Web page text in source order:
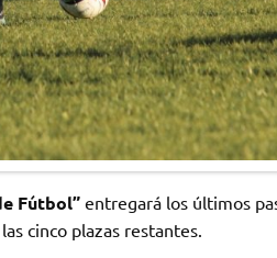
Fútbol”entregará los últimos
cinco plazas restantes.